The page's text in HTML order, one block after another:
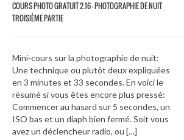
COURS PHOTO GRATUIT 2.16 – PHOTOGRAPHIE DE NUIT
TROISIÈME PARTIE
Mini-cours sur la photographie de nuit:
Une technique ou plutôt deux expliquées
en 3 minutes et 33 secondes. En voici le
résumé si vous êtes encore plus pressé:
Commencer au hasard sur 5 secondes, un
ISO bas et un diaph bien fermé. Soit vous
avez un déclencheur radio, ou […]